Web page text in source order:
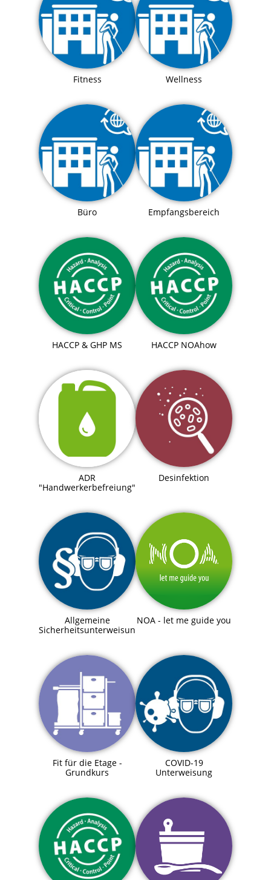
Fitness Wellness
Büro Empfangsbereich
HACCP & GHP MS HACCP NOAhow
ADR
"Handwerkerbefreiung"
Desinfektion
Allgemeine
Sicherheitsunterweisung
NOA - let me guide you
Fit für die Etage -
Grundkurs
COVID-19
Unterweisung